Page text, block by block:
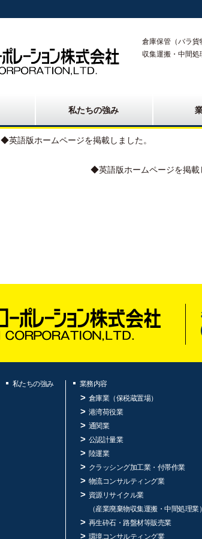
倉庫保管（バラ
収集運搬・中間処
私たちの強み
◆英語版ホームページを掲載しました。
◆英語版ホームページを掲載
私たちの強み
業務内容
倉庫業（保税蔵置場）
港湾荷役業
通関業
公認計量業
陸運業
クラッシング加工業・付帯作業
物流コンサルティング業
資源リサイクル業
（産業廃棄物収集運搬・中間処理業）
再生砕石・路盤材等販売業
環境コンサルティング業